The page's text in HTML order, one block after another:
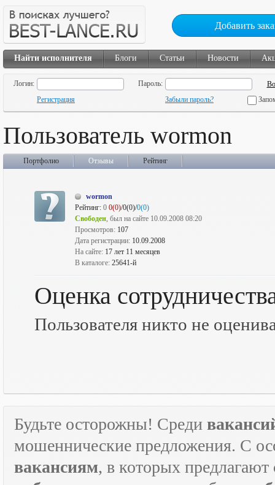
Добавить
Найти исполнителя Блоги Статьи Новости
Логин:
Пароль:
Регистрация
Забыли пароль?
Пользователь wormon
Портфолио Отзывы Рейтинг
wormon
Рейтинг: 0 0(0)/0(0)/0(0)
Свободен, был на сайте 10.09.2008 08:20
Просмотров: 107
Дата регистрации: 10.09.2008
На сайте: 17 лет 11 месяцев
В каталоге: 25641-й
Оценка
Пользователя никто не
Будьте осторожны! Среди
мошеннические предложения. С
вакансиям, в которых предлагают